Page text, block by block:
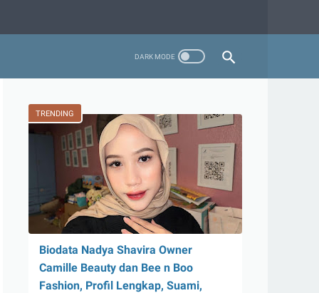
TRENDING
Biodata Nadya Shavira Owner
Camille Beauty dan Bee n Boo
Fashion, Profil Lengkap, Suami,